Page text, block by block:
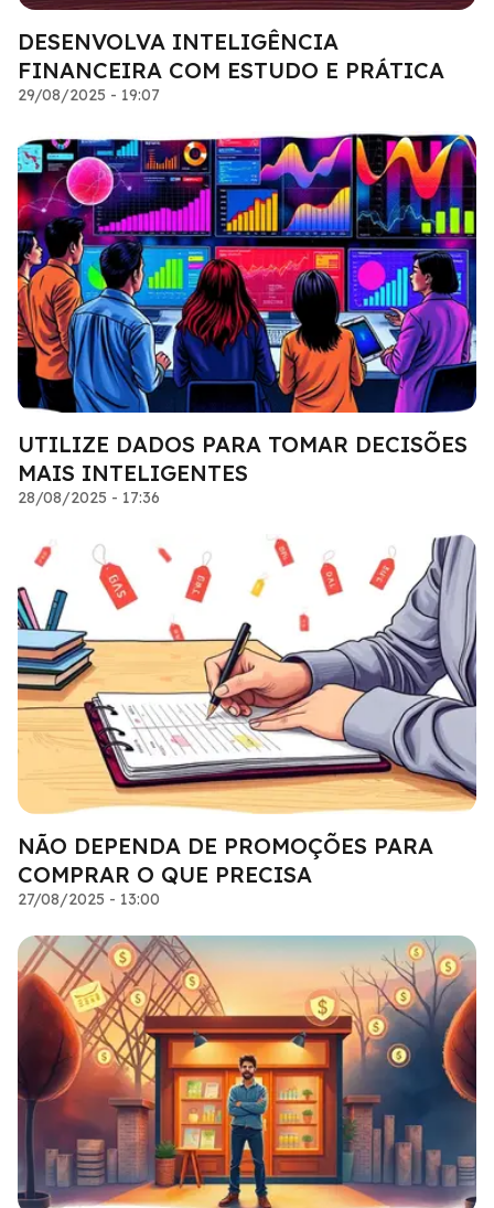
DESENVOLVA INTELIGÊNCIA
FINANCEIRA COM ESTUDO E PRÁTICA
29/08/2025 - 19:07
UTILIZE DADOS PARA TOMAR DECISÕES
MAIS INTELIGENTES
28/08/2025 - 17:36
NÃO DEPENDA DE PROMOÇÕES PARA
COMPRAR O QUE PRECISA
27/08/2025 - 13:00